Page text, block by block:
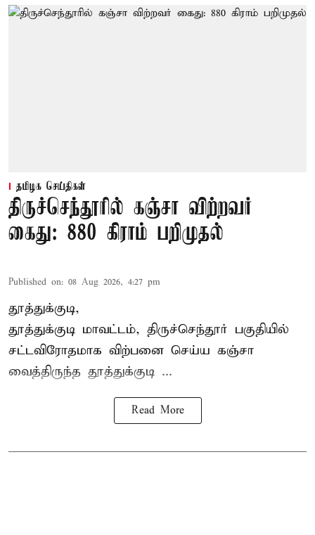
தமிழக செய்திகள்
திருச்செந்தூரில் கஞ்சா விற்றவர்
கைது: 880 கிராம் பறிமுதல்
Published on: 08 Aug 2026, 4:27 pm
தூத்துக்குடி,
தூத்துக்குடி மாவட்டம், திருச்செந்தூர் பகுதியில்
சட்டவிரோதமாக விற்பனை செய்ய கஞ்சா
வைத்திருந்த தூத்துக்குடி ...
Read More